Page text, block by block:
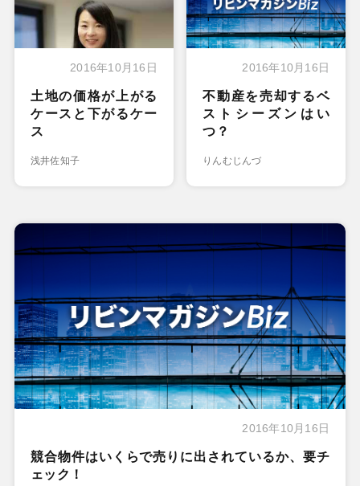
2016年10月16日
土地の価格が上がる
ケースと下がるケー
ス
浅井佐知子
2016年10月16日
不動産を売却するベ
ストシーズンはい
つ？
りんむじんづ
2016年10月16日
競合物件はいくらで売りに出されているか、要チ
ェック！